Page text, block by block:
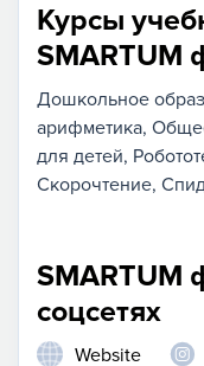
Курсы
SMARTUM
Дошкольное
арифметика
для детей
Скорочтение
SMARTUM
соцсетях
Website